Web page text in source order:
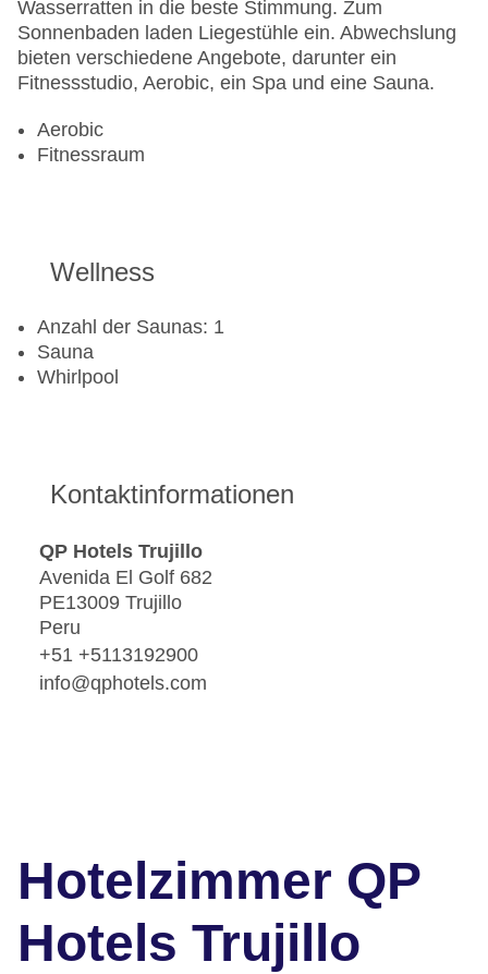
Wasserratten in die beste Stimmung. Zum
Sonnenbaden laden Liegestühle ein. Abwechslung
bieten verschiedene Angebote, darunter ein
Fitnessstudio, Aerobic, ein Spa und eine Sauna.
Aerobic
Fitnessraum
Wellness
Anzahl der Saunas: 1
Sauna
Whirlpool
Kontaktinformationen
QP Hotels Trujillo
Avenida El Golf 682
PE13009 Trujillo
Peru
+51 +5113192900
info@qphotels.com
Hotelzimmer QP
Hotels Trujillo